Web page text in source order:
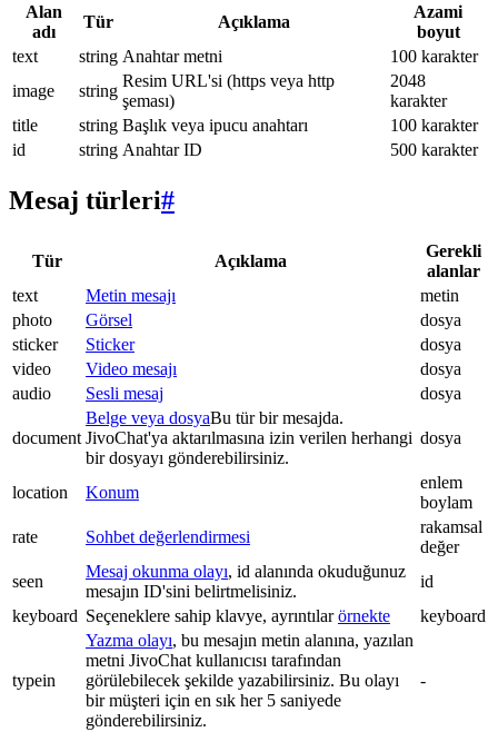
Alan
adı
Tür Açıklama
Azami
boyut
text
string Anahtar metni
100 karakter
image
string
Resim URL'si (https veya http
şeması)
2048
karakter
title
string Başlık veya ipucu anahtarı
100 karakter
id
string Anahtar ID 500 karakter
Mesaj türleri#
Tür Açıklama
Gerekli
alanlar
text
Metin mesajı
metin
photo
Görsel
dosya
sticker
Sticker
dosya
video
Video mesajı
dosya
audio
Sesli mesaj dosya
document
Belge veya dosyaBu tür bir mesajda.
JivoChat'ya aktarılmasına izin verilen herhangi
bir dosyayı gönderebilirsiniz.
dosya
location Konum
enlem
boylam
rate
Sohbet değerlendirmesi
rakamsal
değer
seen
Mesaj okunma olayı, id alanında okuduğunuz
mesajın ID'sini belirtmelisiniz.
id
keyboard Seçeneklere sahip klavye, ayrıntılarörnekte keyboard
typein
Yazma olayı, bu mesajın metin alanına, yazılan
metni JivoChat kullanıcısı tarafından
görülebilecek şekilde yazabilirsiniz. Bu olayı
bir müşteri için en sık her 5 saniyede
gönderebilirsiniz.
-